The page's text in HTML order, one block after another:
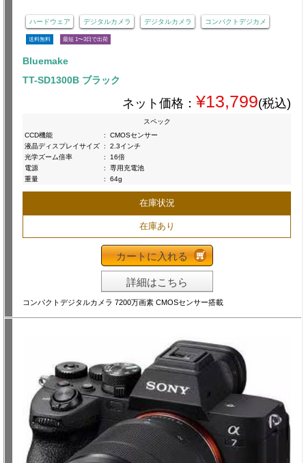
ハードウェア デジタルカメラ デジタルカメラ コンパクトデジカメ
送料無料 最短 1〜3日で出荷
Bluemake
TT-SD1300B ブラック
ネット価格： ¥13,799(税込)
スペック
CCD機能
:
CMOSセンサー
液晶ディスプレイサイズ :
2.3インチ
光学ズーム倍率
:
16倍
電源
:
専用充電池
重量
: 64g
在庫状況
在庫あり
カートに入れる
詳細はこちら
コンパクトデジタルカメラ 7200万画素 CMOSセンサー搭載